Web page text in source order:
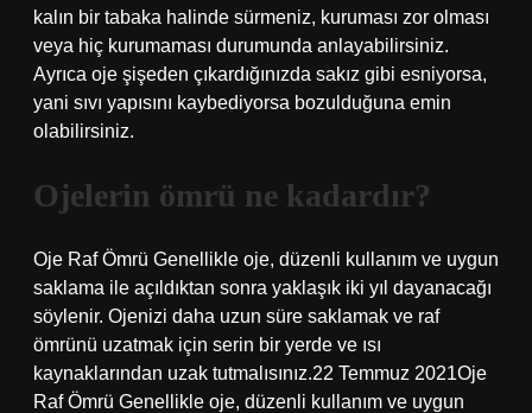
kalın bir tabaka halinde sürmeniz, kuruması zor olması
veya hiç kurumaması durumunda anlayabilirsiniz.
Ayrıca oje şişeden çıkardığınızda sakız gibi esniyorsa,
yani sıvı yapısını kaybediyorsa bozulduğuna emin
olabilirsiniz.
Ojelerin ömrü ne kadardır?
Oje Raf Ömrü Genellikle oje, düzenli kullanım ve uygun
saklama ile açıldıktan sonra yaklaşık iki yıl dayanacağı
söylenir. Ojenizi daha uzun süre saklamak ve raf
ömrünü uzatmak için serin bir yerde ve ısı
kaynaklarından uzak tutmalısınız.22 Temmuz 2021Oje
Raf Ömrü Genellikle oje, düzenli kullanım ve uygun